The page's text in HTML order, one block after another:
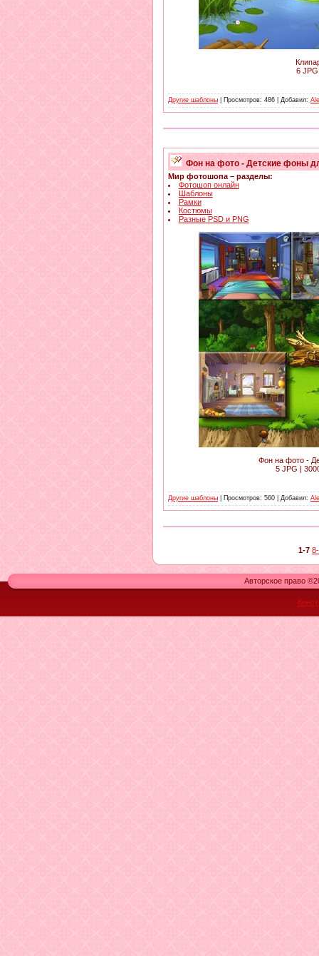
6
Другие шаблоны | Просмотров: 486 | Добавил:
Фон на фото - Детские фоны
Мир фотошопа – разделы:
Фотошоп онлайн
Шаблоны
Рамки
Костюмы
Разные PSD и PNG
Фон на фото -
5 JPG |
Другие шаблоны | Просмотров: 560 | Добавил:
1-7
Авторское право